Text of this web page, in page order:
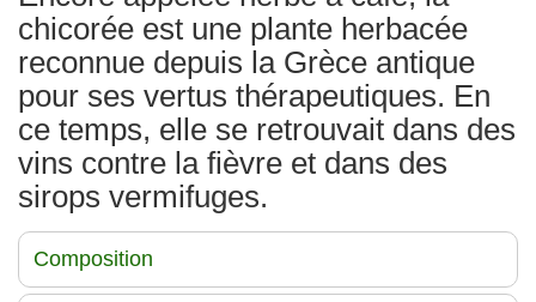
chicorée est une plante herbacée
reconnue depuis la Grèce antique
pour ses vertus thérapeutiques. En
ce temps, elle se retrouvait dans des
vins contre la fièvre et dans des
sirops vermifuges.
Composition